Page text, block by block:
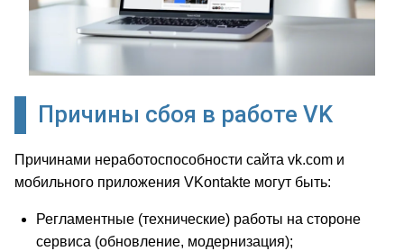
Причины сбоя в работе VK
Причинами неработоспособности сайта vk.com и
мобильного приложения VKontakte могут быть:
Регламентные (технические) работы на стороне
сервиса (обновление, модернизация);